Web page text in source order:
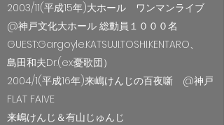
2003/11(平成15年)大ホール ワンマンライブ
@神戸文化大ホール 総動員１０００名
GUEST:Gargoyle.KATSUJI.TOSHI.KENTARO、
島田和夫Dr.(ex.憂歌団）
2004/1(平成16年)来嶋けんじの百夜噺 @神戸
FLAT FAIVE
来嶋けんじ＆有山じゅんじ